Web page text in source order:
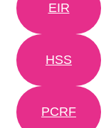
EIR
HSS
PCRF